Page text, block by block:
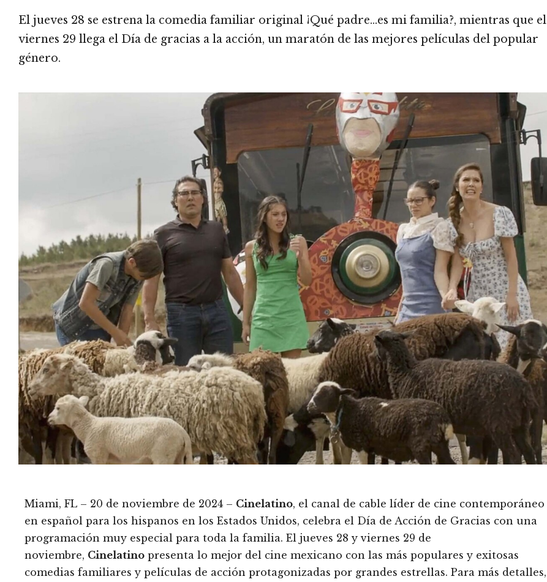
El jueves 28 se estrena la comedia familiar original ¡Qué padre…es mi familia?, mientras que el
viernes 29 llega el Día de gracias a la acción, un maratón de las mejores películas del popular
género.
Miami, FL – 20 de noviembre de 2024 – Cinelatino, el canal de cable líder de cine contemporáneo
en español para los hispanos en los Estados Unidos, celebra el Día de Acción de Gracias con una
programación muy especial para toda la familia. El jueves 28 y viernes 29 de
noviembre, Cinelatino presenta lo mejor del cine mexicano con las más populares y exitosas
comedias familiares y películas de acción protagonizadas por grandes estrellas. Para más detalles,